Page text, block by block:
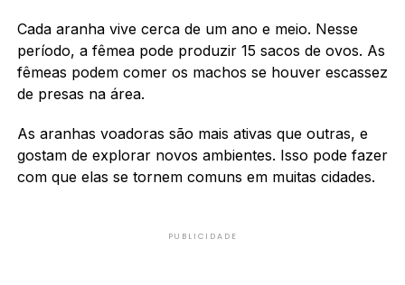
Cada aranha vive cerca de um ano e meio. Nesse
período, a fêmea pode produzir 15 sacos de ovos. As
fêmeas podem comer os machos se houver escassez
de presas na área.
As aranhas voadoras são mais ativas que outras, e
gostam de explorar novos ambientes. Isso pode fazer
com que elas se tornem comuns em muitas cidades.
PUBLICIDADE